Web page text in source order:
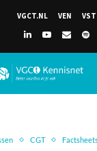
VGCT.NL VEN VST
CGT